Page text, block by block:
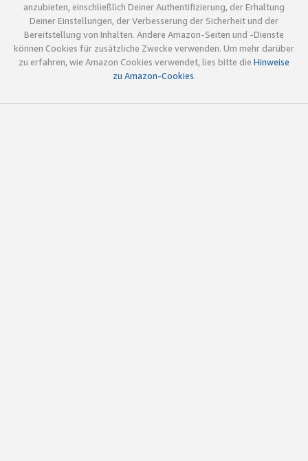
anzubieten, einschließlich Deiner Authentifizierung, der Erhaltung
Deiner Einstellungen, der Verbesserung der Sicherheit und der
Bereitstellung von Inhalten. Andere Amazon-Seiten und -Dienste
können Cookies für zusätzliche Zwecke verwenden. Um mehr darüber
zu erfahren, wie Amazon Cookies verwendet, lies bitte die Hinweise
zu Amazon-Cookies.